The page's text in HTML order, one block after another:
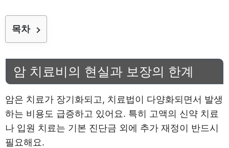
목차
암 치료비의 현실과 보장의 한계
암은 치료가 장기화되고, 치료법이 다양화되면서 발생
하는 비용도 급증하고 있어요. 특히 고액의 신약 치료
나 입원 치료는 기본 진단금 외에 추가 재정이 반드시
필요해요.